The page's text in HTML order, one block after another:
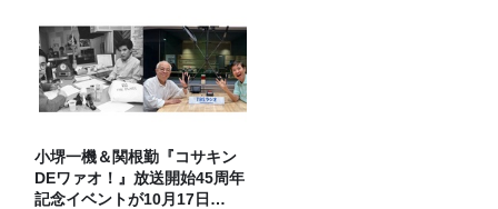
小堺一機＆関根勤『コサキン
DEワァオ！』放送開始45周年
記念イベントが10月17日